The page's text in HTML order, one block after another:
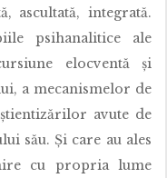
ascultată, integrată.
psihanalitice ale
elocventă și
a mecanismelor de
avute de
său. Și care au ales
cu propria lume